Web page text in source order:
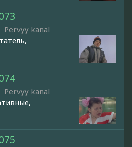
Pervyy kanal
Pervyy kanal